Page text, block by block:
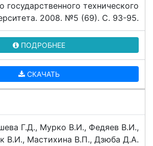
государственного технического
2008. №5 (69). C. 93-95.
ПОДРОБНЕЕ
СКАЧАТЬ
Г.Д., Мурко В.И., Федяев В.И.,
В.И., Мастихина В.П., Дзюба Д.А.